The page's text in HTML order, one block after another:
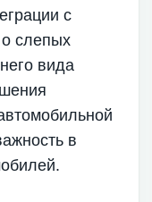
с
слепых
вида
в